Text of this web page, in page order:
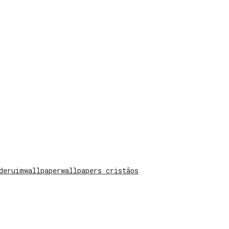
ruimwallpaperwallpapers cristãos